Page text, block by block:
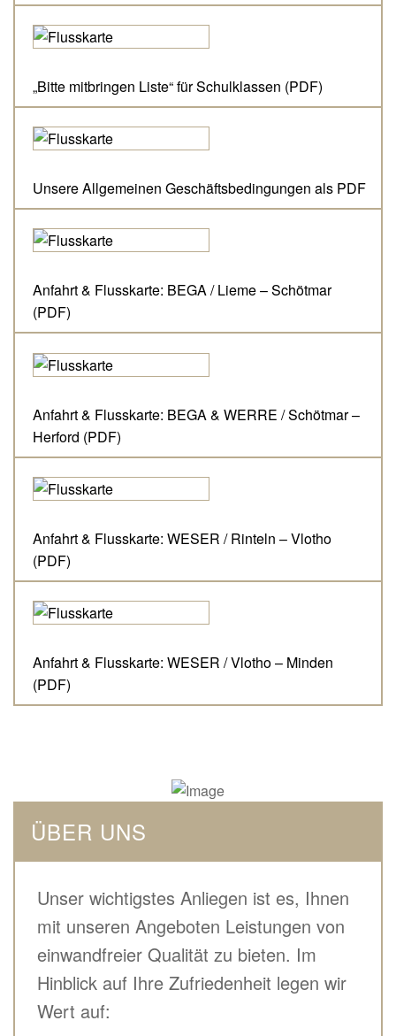
„Bitte mitbringen Liste“ für Schulklassen (PDF)
Unsere Allgemeinen Geschäftsbedingungen als PDF
Anfahrt & Flusskarte: BEGA / Lieme – Schötmar
(PDF)
Anfahrt & Flusskarte: BEGA & WERRE / Schötmar –
Herford (PDF)
Anfahrt & Flusskarte: WESER / Rinteln – Vlotho
(PDF)
Anfahrt & Flusskarte: WESER / Vlotho – Minden
(PDF)
ÜBER UNS
Unser wichtigstes Anliegen ist es, Ihnen
mit unseren Angeboten Leistungen von
einwandfreier Qualität zu bieten. Im
Hinblick auf Ihre Zufriedenheit legen wir
Wert auf: